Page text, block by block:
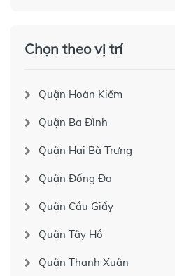
Chọn theo vị trí
Quận Hoàn Kiếm
Quận Ba Đình
Quận Hai Bà Trưng
Quận Đống Đa
Quận Cầu Giấy
Quận Tây Hồ
Quận Thanh Xuân